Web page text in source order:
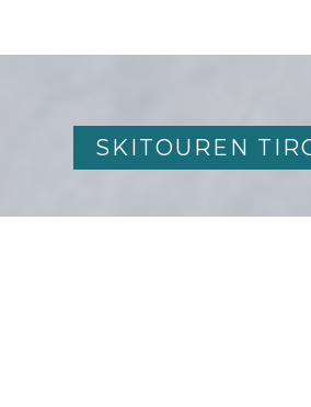
SKITOUREN